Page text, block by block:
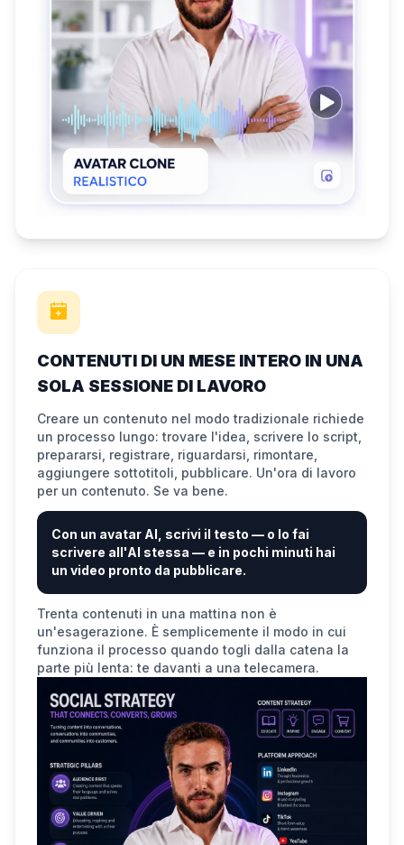
CONTENUTI DI UN MESE INTERO IN UNA
SOLA SESSIONE DI LAVORO
Creare un contenuto nel modo tradizionale richiede
un processo lungo: trovare l'idea, scrivere lo script,
prepararsi, registrare, riguardarsi, rimontare,
aggiungere sottotitoli, pubblicare. Un'ora di lavoro
per un contenuto. Se va bene.
Con un avatar AI, scrivi il testo — o lo fai
scrivere all'AI stessa — e in pochi minuti hai
un video pronto da pubblicare.
Trenta contenuti in una mattina non è
un'esagerazione. È semplicemente il modo in cui
funziona il processo quando togli dalla catena la
parte più lenta: te davanti a una telecamera.